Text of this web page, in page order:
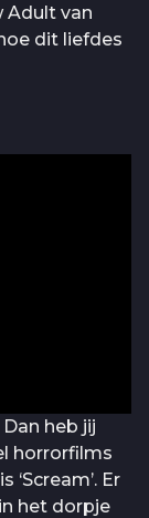
Adult van
dit liefdes
heb jij
horrorfilms
Er
het dorpje